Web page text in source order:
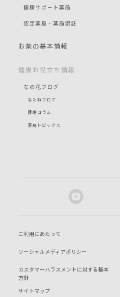
健康サポート薬局
認定薬局・薬局認証
お薬の基本情報
健康お役立ち情報
なの花ブログ
なたねブログ
健康コラム
薬局トピックス
ご利用にあたって
ソーシャルメディアポリシー
カスタマーハラスメントに対する基本
方針
サイトマップ